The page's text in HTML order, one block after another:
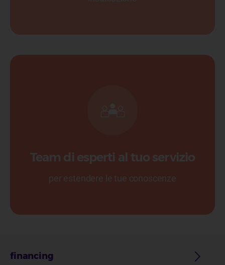
Team di esperti al tuo servizio
per estendere le tue conoscenze
financing